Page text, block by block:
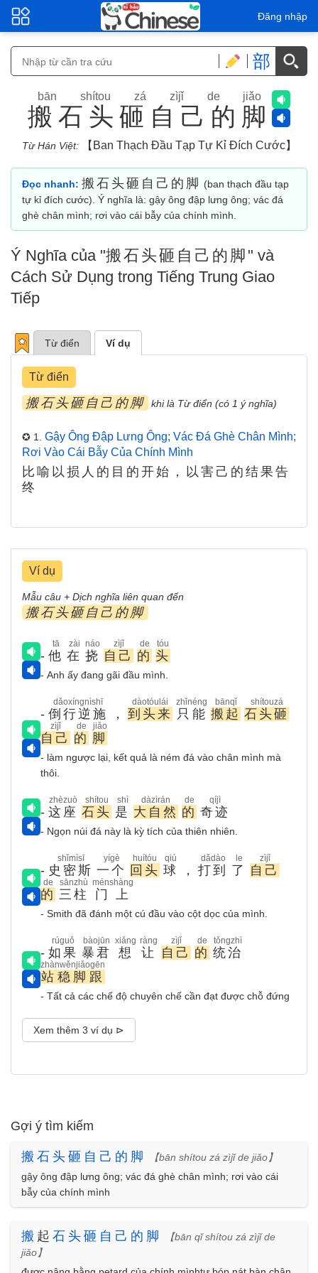
Đăng nhập
部
搬石头砸自己的脚
bān shítou zá zìjǐ de jiǎo
Từ Hán Việt:【ban Thạch Đầu Tạp Tự Kỉ Đích Cước】
Đọc nhanh: 搬石头砸自己的脚 (ban thạch đầu tạp
tự kỉ đích cước). Ý nghĩa là: gậy ông đập lưng ông; vác đá
ghè chân mình; rơi vào cái bẫy của chính mình.
Ý Nghĩa của "搬石头砸自己的脚 " và
Cách Sử Dụng trong Tiếng Trung Giao
Tiếp
Từ điển Ví dụ
Từ điển
搬石头砸自己的脚 khi là Từ điển (có 1 ý nghĩa)
✪ 1. Gậy Ông Đập Lưng Ông; Vác Đá Ghè Chân Mình;
Rơi Vào Cái Bẫy Của Chính Mình
比喻以损人的目的开始，以害己的结果告
终
Ví dụ
Mẫu câu + Dịch nghĩa liên quan đến
搬石头砸自己的脚
- 他
tā
在
zài
挠
náo
自己
zìjǐ
的
de
头
tóu
- Anh ấy đang gãi đầu mình.
- 倒行逆施
dǎoxíngnìshī
， 到头来
dàotóulái
只能
zhǐnéng
搬起
bānqǐ
石头砸
shítouzá
自己
zìjǐ
的
de
脚
jiǎo
- làm ngược lại, kết quả là ném đá vào chân mình mà
thôi.
- 这座
zhèzuò
石头
shítou
是
shì
大自然
dàzìrán
的
de
奇迹
qíjì
- Ngọn núi đá này là kỳ tích của thiên nhiên.
- 史密斯
shǐmìsī
一个
yígè
回头
huítóu
球
qiú
， 打到
dǎdào
了
le
自己
zìjǐ
的
de
三柱
sānzhù
门上
ménshàng
- Smith đã đánh một cú đầu vào cột dọc của mình.
- 如果
rúguǒ
暴君
bàojūn
想
xiǎng
让
ràng
自己
zìjǐ
的
de
统治
tǒngzhì
站稳脚跟
zhànwěnjiǎogēn
- Tất cả các chế độ chuyên chế cần đạt được chỗ đứng
Xem thêm 3 ví dụ ⊳
Gợi ý tìm kiếm
搬 石 头 砸 自 己 的 脚
【bān shítou zá zìjǐ de jiǎo】
gậy ông đập lưng ông; vác đá ghè chân mình; rơi vào cái
bẫy của chính mình
搬 起 石 头 砸 自 己 的 脚
【bān qǐ shítou zá zìjǐ de
jiǎo】